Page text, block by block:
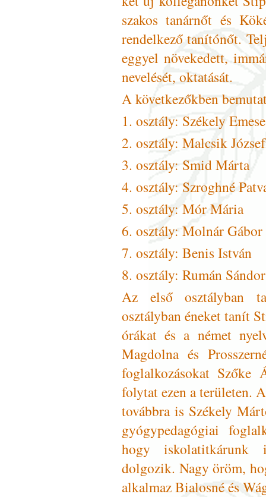
szakos tanárnőt és
rendelkező tanítónőt.
eggyel növekedett,
nevelését, oktatását.
A következőkben
1. osztály: Székely Emese
2. osztály: Malcsik
3. osztály: Smid Márta
4. osztály: Szroghné
5. osztály: Mór Mária
6. osztály: Molnár Gábor
7. osztály: Benis István
8. osztály: Rumán Sándor
Az első osztályban
osztályban éneket tanít
órákat és a német
Magdolna és
foglalkozásokat Szőke
folytat ezen a területen.
továbbra is Székely
gyógypedagógiai
hogy iskolatitkárunk
dolgozik. Nagy öröm,
alkalmaz Bialosné és